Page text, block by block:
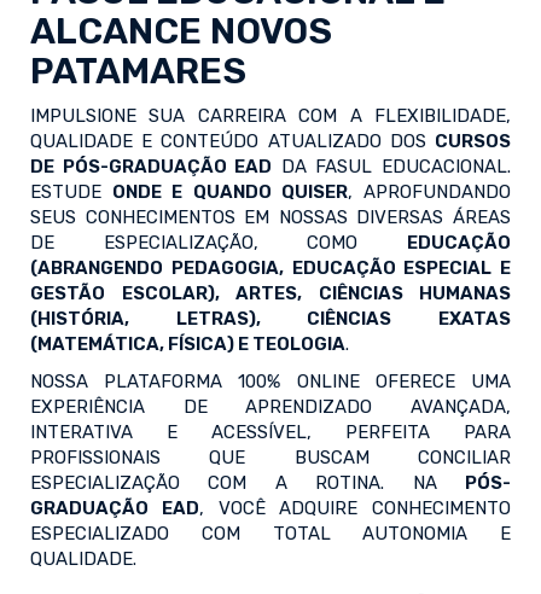
ALCANCE NOVOS
PATAMARES
IMPULSIONE SUA CARREIRA COM A FLEXIBILIDADE,
QUALIDADE E CONTEÚDO ATUALIZADO DOS CURSOS
DE PÓS-GRADUAÇÃO EAD DA FASUL EDUCACIONAL.
ESTUDE ONDE E QUANDO QUISER, APROFUNDANDO
SEUS CONHECIMENTOS EM NOSSAS DIVERSAS ÁREAS
DE ESPECIALIZAÇÃO, COMO EDUCAÇÃO
(ABRANGENDO PEDAGOGIA, EDUCAÇÃO ESPECIAL E
GESTÃO ESCOLAR), ARTES, CIÊNCIAS HUMANAS
(HISTÓRIA, LETRAS), CIÊNCIAS EXATAS
(MATEMÁTICA, FÍSICA) E TEOLOGIA.
NOSSA PLATAFORMA 100% ONLINE OFERECE UMA
EXPERIÊNCIA DE APRENDIZADO AVANÇADA,
INTERATIVA E ACESSÍVEL, PERFEITA PARA
PROFISSIONAIS QUE BUSCAM CONCILIAR
ESPECIALIZAÇÃO COM A ROTINA. NA PÓS-
GRADUAÇÃO EAD, VOCÊ ADQUIRE CONHECIMENTO
ESPECIALIZADO COM TOTAL AUTONOMIA E
QUALIDADE.